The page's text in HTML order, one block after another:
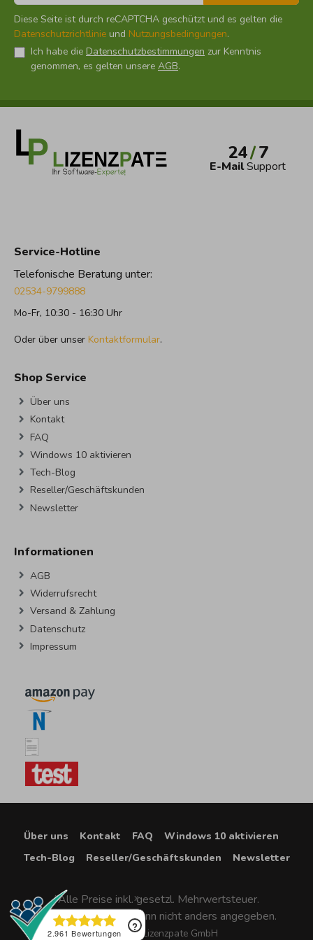
Diese Seite ist durch reCAPTCHA geschützt und es gelten die
Datenschutzrichtlinie und Nutzungsbedingungen.
Ich habe die Datenschutzbestimmungen zur Kenntnis
genommen, es gelten unsere AGB.
24/7
E-MailSupport
Service-Hotline
Telefonische Beratung unter:
02534-9799888
Mo-Fr, 10:30 - 16:30 Uhr
Oder über unser Kontaktformular.
Shop Service
Über uns
Kontakt
FAQ
Windows 10 aktivieren
Tech-Blog
Reseller/Geschäftskunden
Newsletter
Informationen
AGB
Widerrufsrecht
Versand & Zahlung
Datenschutz
Impressum
Über uns Kontakt FAQ
Windows 10 aktivieren
Tech-Blog
Reseller/Geschäftskunden Newsletter
*Alle Preise inkl. gesetzl. Mehrwertsteuer.
Versandkostenfrei
, wenn nicht anders angegeben.
®2022 Lizenzpate GmbH